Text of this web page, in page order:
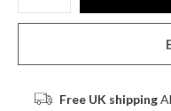
Free UK shipping